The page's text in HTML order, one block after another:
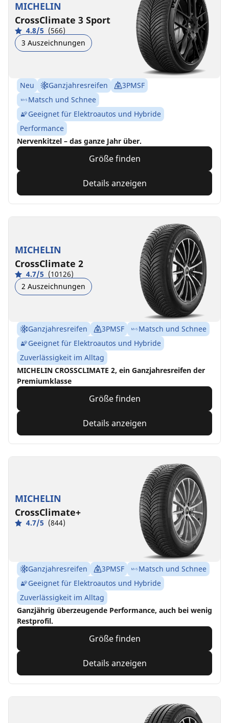
MICHELIN
CrossClimate 3 Sport
4.8/5 (566)
3 Auszeichnungen
Neu Ganzjahresreifen
3PMSF
Matsch und Schnee
Geeignet für Elektroautos und Hybride
Performance
Nervenkitzel – das ganze Jahr über.
Größe finden
Details anzeigen
MICHELIN
CrossClimate 2
4.7/5 (10126)
2 Auszeichnungen
Ganzjahresreifen 3PMSF
Matsch und Schnee
Geeignet für Elektroautos und Hybride
Zuverlässigkeit im Alltag
MICHELIN CROSSCLIMATE 2, ein Ganzjahresreifen der
Premiumklasse
Größe finden
Details anzeigen
MICHELIN
CrossClimate+
4.7/5 (844)
Ganzjahresreifen 3PMSF
Matsch und Schnee
Geeignet für Elektroautos und Hybride
Zuverlässigkeit im Alltag
Ganzjährig überzeugende Performance, auch bei wenig
Restprofil.
Größe finden
Details anzeigen